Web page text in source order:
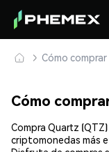
Cómo
Cómo
Compra Quartz
criptomonedas más